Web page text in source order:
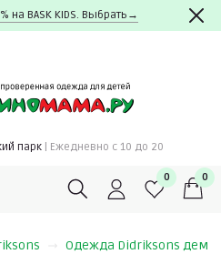
на BASK KIDS. Выбрать→
парк | Ежедневно c 10 до 20
0 0
Одежда Didriksons